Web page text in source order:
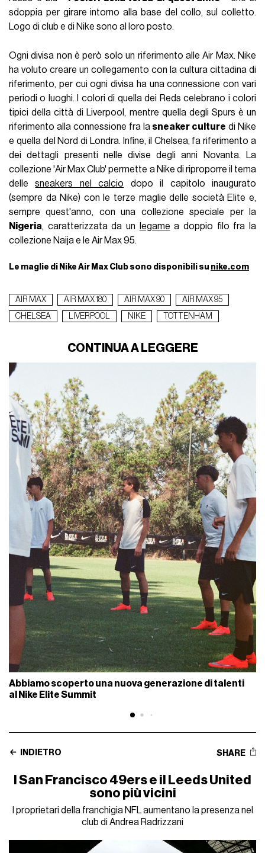
sdoppia per girare intorno alla base del collo, sul colletto.
Logo di club e di Nike sono al loro posto.
Ogni divisa non è però solo un riferimento alle Air Max. Nike
ha voluto creare un collegamento con la cultura cittadina di
riferimento, per cui ogni divisa ha una connessione con vari
periodi o luoghi. I colori di quella dei Reds celebrano i colori
tipici della città di Liverpool, mentre quella degli Spurs è un
riferimento alla connessione fra la sneaker culture di Nike
e quella del Nord di Londra. Infine, il Chelsea, fa riferimento a
dei dettagli presenti nelle divise degli anni Novanta. La
collezione 'Air Max Club' permette a Nike di riproporre il tema
dellesneakers nel calcio dopo il capitolo inaugurato
(sempre da Nike) con le terze maglie delle società Elite e,
sempre quest'anno, con una collezione speciale per la
Nigeria, caratterizzata da un legame a doppio filo fra la
collezione Naija e le Air Max 95.
Le maglie di Nike Air Max Club sono disponibili su nike.com
AIR MAX AIR MAX 180 AIR MAX 90
AIR MAX 95
CHELSEA
LIVERPOOL NIKE TOTTENHAM
CONTINUA A LEGGERE
Abbiamo scoperto una nuova generazione di talenti
al Nike Elite Summit
INDIETRO SHARE
I San Francisco 49ers e il Leeds United
sono più vicini
I proprietari della franchigia NFL aumentano la presenza nel
club di Andrea Radrizzani